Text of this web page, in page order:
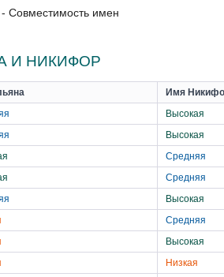
Совместимость имен
И НИКИФОР
Имя
Высокая
Высокая
Средняя
Средняя
Высокая
Средняя
Высокая
Низкая